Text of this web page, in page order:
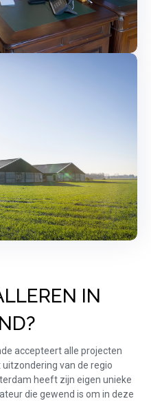
IN
accepteert alle projecten
van de regio
heeft zijn eigen unieke
die gewend is om in deze